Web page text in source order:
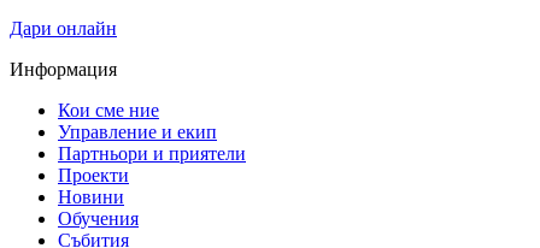
Дари онлайн
Информация
Кои сме ние
Управление и екип
Партньори и приятели
Проекти
Новини
Обучения
Събития